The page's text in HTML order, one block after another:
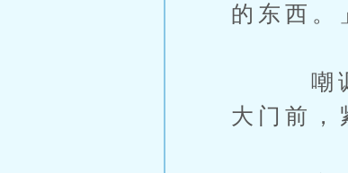
的东西。
嘲讽声
大门前，